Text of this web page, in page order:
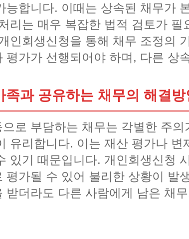
능합니다. 이때는 상속된 채무가
리는 매우 복잡한 법적 검토가
인회생신청을 통해 채무 조정의
평가가 선행되어야 하며, 다른 상
족과 공유하는 채무의 해결방
로 부담하는 채무는 각별한 주
유리합니다. 이는 재산 평가나 변
있기 때문입니다. 개인회생신청
평가될 수 있어 불리한 상황이 발
받더라도 다른 사람에게 남은 채